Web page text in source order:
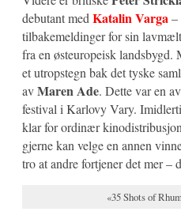
debutant med Katalin Varga–
tilbakemeldinger for sin
fra en østeuropeisk
et utropstegn bak det tyske
avMaren Ade. Dette var en
festival i Karlovy Vary.
klar for ordinær
gjerne kan velge en annen
tro at andre fortjener det mer –
«35 Shots of